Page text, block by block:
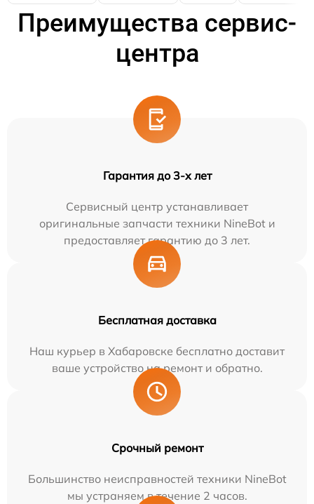
Преимущества сервис-
центра
Гарантия до 3-х лет
Сервисный центр устанавливает
оригинальные запчасти техники NineBot и
предоставляет гарантию до 3 лет.
Бесплатная доставка
Наш курьер в Хабаровске бесплатно доставит
ваше устройство на ремонт и обратно.
Срочный ремонт
Большинство неисправностей техники NineBot
мы устраняем в течение 2 часов.